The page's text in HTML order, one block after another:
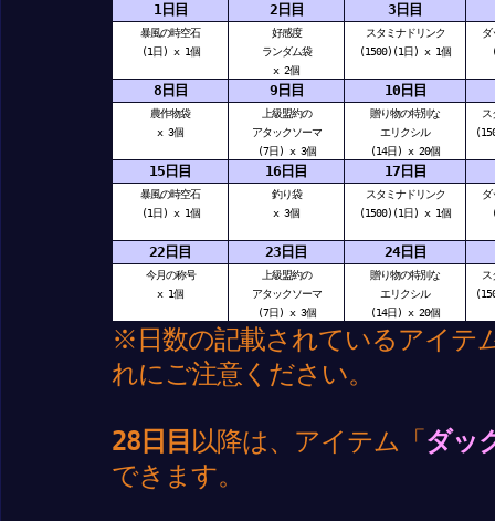
1日目 2日目 3日目
暴風の時空石
(1日) x 1個
好感度
ランダム袋
x 2個
スタミナドリンク
(1500)(1日) x 1個
ダ
8日目 9日目 10日目
農作物袋
x 3個
上級盟約の
アタックソーマ
(7日) x 3個
贈り物の特別な
エリクシル
(14日) x 20個
ス
15日目 16日目 17日目
暴風の時空石
(1日) x 1個
釣り袋
x 3個
スタミナドリンク
(1500)(1日) x 1個
ダ
22日目 23日目 24日目
今月の称号
x 1個
上級盟約の
アタックソーマ
(7日) x 3個
贈り物の特別な
エリクシル
(14日) x 20個
ス
※日数の記載されているアイテ
れにご注意ください。
28日目 以降は、アイテム「ダッ
できます。